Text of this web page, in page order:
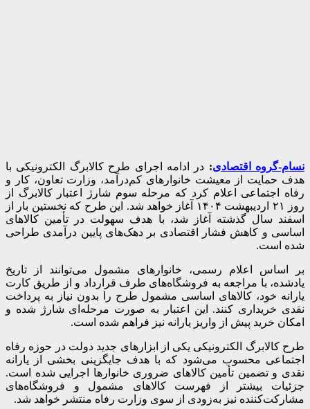
نسام-گروه اقتصادی: در ادامه اجرای طرح کالابرگ الکترونیکی با
هدف حمایت از معیشت خانوارهای کم‌درآمد، وزارت تعاون، کار و
رفاه اجتماعی اعلام کرد که مرحله سوم شارژ اعتبار کالابرگ از
روز ۲۱ اردیبهشت ۱۴۰۴ آغاز خواهد شد. این طرح که نخستین بار از
اسفند سال گذشته آغاز شد، با هدف سهولت در تأمین کالاهای
اساسی و کاهش فشار اقتصادی بر دهک‌های پایین درآمدی طراحی
شده است.
بر اساس اعلام رسمی، خانوارهای مشمول می‌توانند از تاریخ
یادشده، با مراجعه به فروشگاه‌های طرف قرارداد و از طریق کارت
یارانه خود، کالاهای اساسی مشمول طرح را بدون نیاز به پرداخت
نقدی خریداری کنند. این اعتبار به صورت مرحله‌ای شارژ شده و
امکان خرید پیش از واریز یارانه نیز فراهم شده است.
طرح کالابرگ الکترونیکی یکی از ابزارهای جدید دولت در حوزه رفاه
اجتماعی محسوب می‌شود که با هدف جایگزینی بخشی از یارانه
نقدی و تضمین تأمین کالاهای ضروری خانوارها اجرایی شده است.
جزئیات بیشتر از فهرست کالاهای مشمول و فروشگاه‌های
مشارکت‌کننده نیز به‌زودی از سوی وزارت رفاه منتشر خواهد شد.